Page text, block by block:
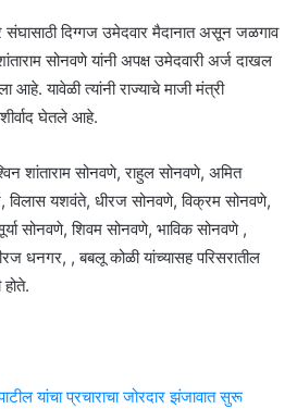
दिग्गज उमेदवार मैदानात असून जळगाव
सोनवणे यांनी अपक्ष उमेदवारी अर्ज दाखल
यावेळी त्यांनी राज्याचे माजी मंत्री
घेतले आहे.
शांताराम सोनवणे, राहुल सोनवणे, अमित
विलास यशवंते, धीरज सोनवणे, विक्रम सोनवणे,
सोनवणे, शिवम सोनवणे, भाविक सोनवणे ,
धनगर, , बबलू कोळी यांच्यासह परिसरातील
यांचा प्रचाराचा जोरदार झंजावात सुरू